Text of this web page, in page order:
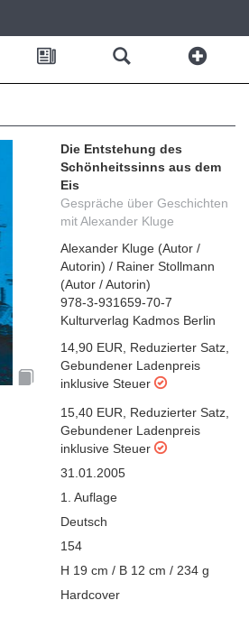
Die Entstehung des
Schönheitssinns aus dem
Eis
Gespräche über Geschichten
mit Alexander Kluge
Alexander Kluge (Autor /
Autorin) / Rainer Stollmann
(Autor / Autorin)
978-3-931659-70-7
Kulturverlag Kadmos Berlin
14,90 EUR
Reduzierter Satz
Gebundener Ladenpreis
inklusive Steuer
15,40 EUR Reduzierter Satz
Gebundener Ladenpreis
inklusive Steuer
31.01.2005
1. Auflage
Deutsch
154
H 19 cm / B 12 cm / 234 g
Hardcover